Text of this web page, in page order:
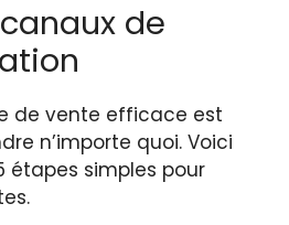
de
de vente efficace est
n’importe quoi. Voici
étapes simples pour